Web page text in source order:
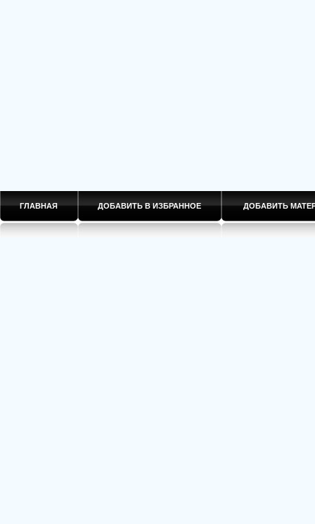
ГЛАВНАЯ ДОБАВИТЬ В ИЗБРАННОЕ ДОБАВИТЬ